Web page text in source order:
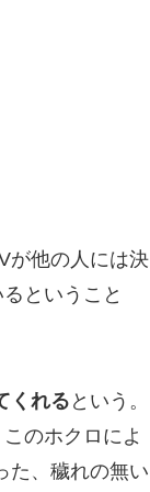
が他の人には決
ということ
くれる という。
のホクロによ
た、穢れの無い